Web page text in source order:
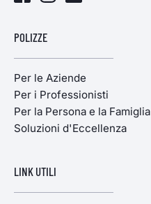
POLIZZE
Per le Aziende
Per i Professionisti
Per la Persona e la Famiglia
Soluzioni d'Eccellenza
LINK UTILI